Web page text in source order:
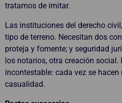
tratamos de imitar.
Las instituciones del derecho
tipo de terreno. Necesitan dos
proteja y fomente; y seguridad
los notarios, otra creación
incontestable: cada vez se
casualidad.